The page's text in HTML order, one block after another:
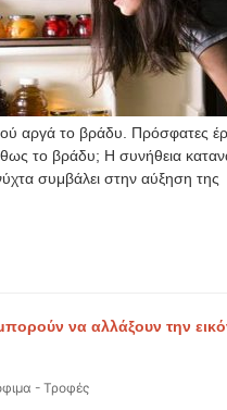
αργά το βράδυ. Πρόσφατες
το βράδυ; Η συνήθεια
συμβάλει στην αύξηση της
να αλλάξουν την
- Τροφές